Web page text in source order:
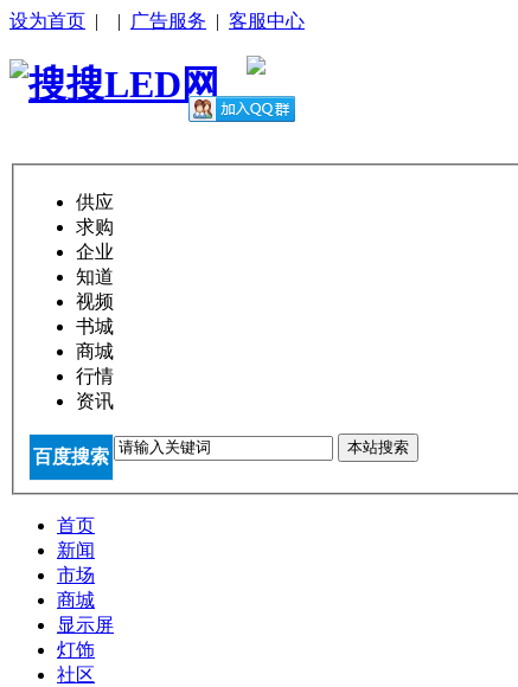
设为首页 | | 广告服务 | 客服中心
供应
求购
企业
知道
视频
书城
商城
行情
资讯
百度搜索 本站搜索
首页
新闻
市场
商城
显示屏
灯饰
社区